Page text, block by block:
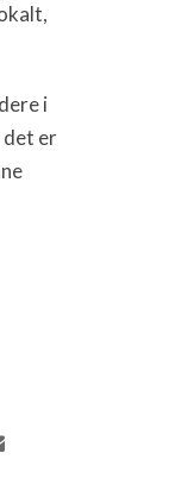
i
det er